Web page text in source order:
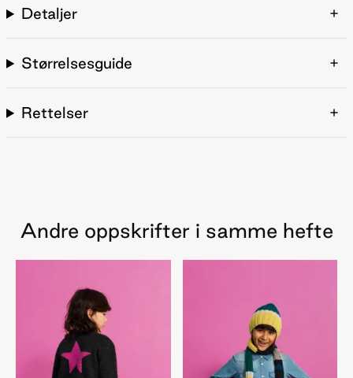
Detaljer
Størrelsesguide
Rettelser
Andre oppskrifter i samme hefte